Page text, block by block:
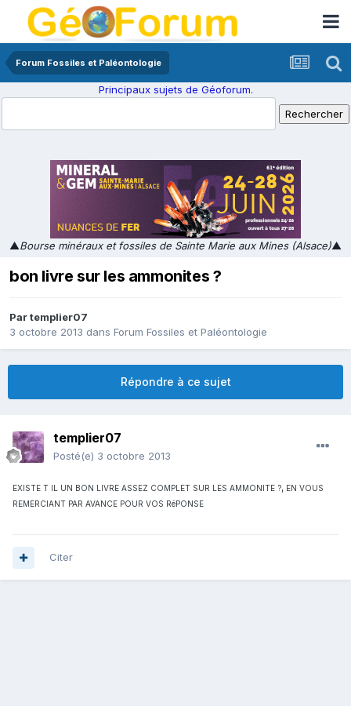
Forum Fossiles et Paléontologie
Principaux sujets de Géoforum.
▲Bourse minéraux et fossiles de Sainte Marie aux Mines (Alsace)▲
bon livre sur les ammonites ?
Partemplier07
3 octobre 2013 dans Forum Fossiles et Paléontologie
Répondre à ce sujet
templier07
Posté(e) 3 octobre 2013
EXISTE T IL UN BON LIVRE ASSEZ COMPLET SUR LES AMMONITE ?, EN VOUS
REMERCIANT PAR AVANCE POUR VOS RéPONSE
Citer